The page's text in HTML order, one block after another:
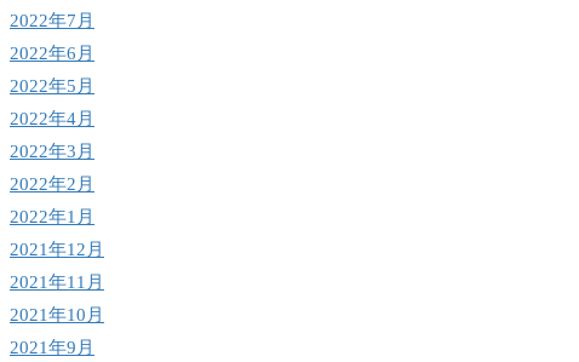
2022年7月
2022年6月
2022年5月
2022年4月
2022年3月
2022年2月
2022年1月
2021年12月
2021年11月
2021年10月
2021年9月